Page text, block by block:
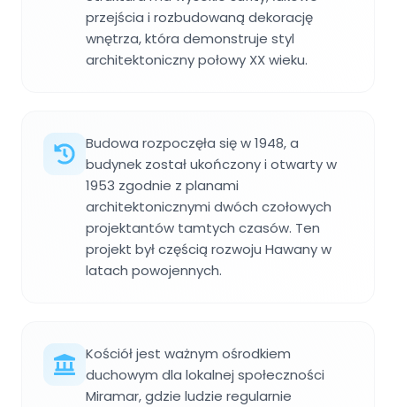
przejścia i rozbudowaną dekorację
wnętrza, która demonstruje styl
architektoniczny połowy XX wieku.
Budowa rozpoczęła się w 1948, a
budynek został ukończony i otwarty w
1953 zgodnie z planami
architektonicznymi dwóch czołowych
projektantów tamtych czasów. Ten
projekt był częścią rozwoju Hawany w
latach powojennych.
Kościół jest ważnym ośrodkiem
duchowym dla lokalnej społeczności
Miramar, gdzie ludzie regularnie